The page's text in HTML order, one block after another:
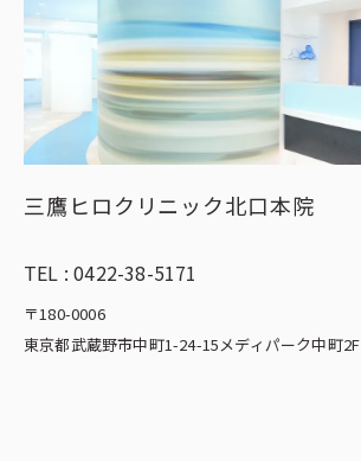
三鷹ヒロクリニック北口本院
TEL :0422-38-5171
〒180-0006
東京都武蔵野市中町1-24-15メディパーク中町2F